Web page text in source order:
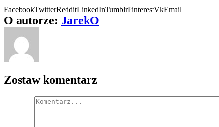
FacebookTwitterRedditLinkedInTumblrPinterestVkEmail
O autorze: JarekO
Zostaw komentarz